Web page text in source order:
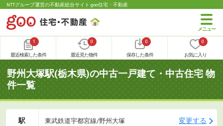
NTTグループ運営の不動産総合サイト goo住宅・不動産
1
最近検索した条件
0
最近見た物件
0
保存した条件
0
お気に入り
野州大塚駅(栃木県)の中古一戸建て・中古住宅 物
件一覧
駅 東武鉄道宇都宮線/野州大塚 変更する